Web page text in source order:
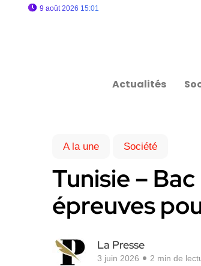
9 août 2026 15:01
Actualités
A la une Société
Tunisie –
épreuves
La Presse
3 juin 2026 2 min de